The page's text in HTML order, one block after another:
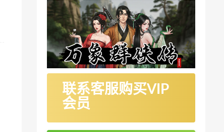
联系客服购买VIP
会员